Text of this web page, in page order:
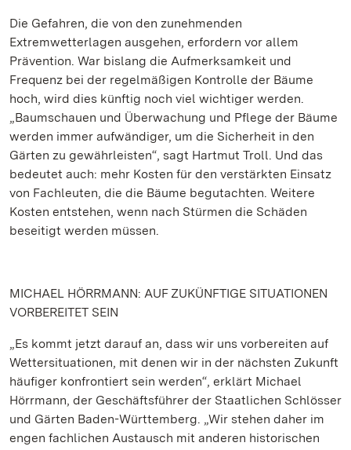
Die Gefahren, die von den zunehmenden
Extremwetterlagen ausgehen, erfordern vor allem
Prävention. War bislang die Aufmerksamkeit und
Frequenz bei der regelmäßigen Kontrolle der Bäume
hoch, wird dies künftig noch viel wichtiger werden.
„Baumschauen und Überwachung und Pflege der Bäume
werden immer aufwändiger, um die Sicherheit in den
Gärten zu gewährleisten“, sagt Hartmut Troll. Und das
bedeutet auch: mehr Kosten für den verstärkten Einsatz
von Fachleuten, die die Bäume begutachten. Weitere
Kosten entstehen, wenn nach Stürmen die Schäden
beseitigt werden müssen.
MICHAEL HÖRRMANN: AUF ZUKÜNFTIGE SITUATIONEN
VORBEREITET SEIN
„Es kommt jetzt darauf an, dass wir uns vorbereiten auf
Wettersituationen, mit denen wir in der nächsten Zukunft
häufiger konfrontiert sein werden“, erklärt Michael
Hörrmann, der Geschäftsführer der Staatlichen Schlösser
und Gärten Baden-Württemberg. „Wir stehen daher im
engen fachlichen Austausch mit anderen historischen